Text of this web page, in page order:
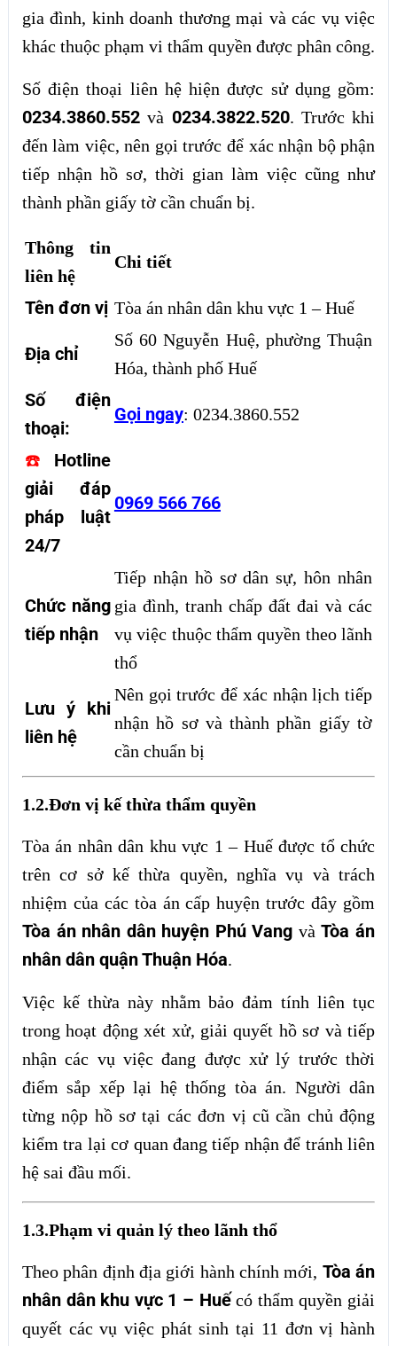
gia đình, kinh doanh thương mại và các vụ việc
khác thuộc phạm vi thẩm quyền được phân công.
Số điện thoại liên hệ hiện được sử dụng gồm:
0234.3860.552và 0234.3822.520. Trước khi
đến làm việc, nên gọi trước để xác nhận bộ phận
tiếp nhận hồ sơ, thời gian làm việc cũng như
thành phần giấy tờ cần chuẩn bị.
Thông tin
liên hệ
Chi tiết
Tên đơn vị Tòa án nhân dân khu vực 1 – Huế
Địa chỉ
Số 60 Nguyễn Huệ, phường Thuận
Hóa, thành phố Huế
Số điện
thoại:
Gọi ngay: 0234.3860.552
☎️
Hotline
giải đáp
pháp luật
24/7
0969 566 766
Chức năng
tiếp nhận
Tiếp nhận hồ sơ dân sự, hôn nhân
gia đình, tranh chấp đất đai và các
vụ việc thuộc thẩm quyền theo lãnh
thổ
Lưu ý khi
liên hệ
Nên gọi trước để xác nhận lịch tiếp
nhận hồ sơ và thành phần giấy tờ
cần chuẩn bị
1.2.Đơn vị kế thừa thẩm quyền
Tòa án nhân dân khu vực 1 – Huế được tổ chức
trên cơ sở kế thừa quyền, nghĩa vụ và trách
nhiệm của các tòa án cấp huyện trước đây gồm
Tòa án nhân dân huyện Phú Vang vàTòa án
nhân dân quận Thuận Hóa.
Việc kế thừa này nhằm bảo đảm tính liên tục
trong hoạt động xét xử, giải quyết hồ sơ và tiếp
nhận các vụ việc đang được xử lý trước thời
điểm sắp xếp lại hệ thống tòa án. Người dân
từng nộp hồ sơ tại các đơn vị cũ cần chủ động
kiểm tra lại cơ quan đang tiếp nhận để tránh liên
hệ sai đầu mối.
1.3.Phạm vi quản lý theo lãnh thổ
Theo phân định địa giới hành chính mới, Tòa án
nhân dân khu vực 1 – Huếcó thẩm quyền giải
quyết các vụ việc phát sinh tại 11 đơn vị hành